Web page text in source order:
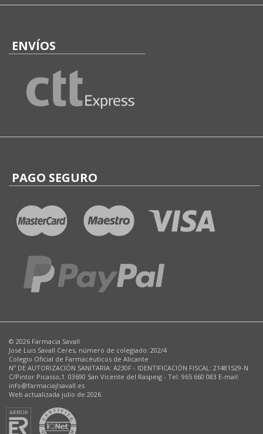
ENVÍOS
PAGO SEGURO
© 2026 Farmacia Savall
José Luis Savall Ceres, número de colegiado: 202/4
Colegio Oficial de Farmacéuticos de Alicante
Nº DE AUTORIZACIÓN SANITARIA: A230F - IDENTIFICACIÓN FISCAL: 21481529-N
C/Pintor Picasso,1. 03690 San Vicente del Raspeig - Tel: 965 660 083 E-mail:
info@farmaciajlsavall.es
Web actualizada julio de 2026